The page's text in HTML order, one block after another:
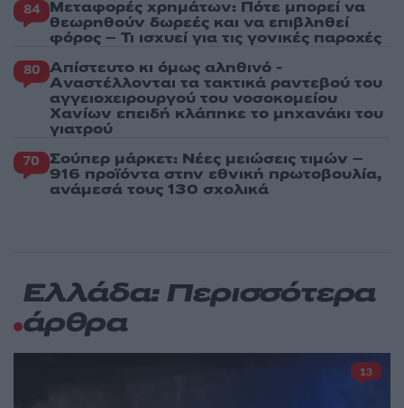
84 Μεταφορές χρημάτων: Πότε μπορεί να
θεωρηθούν δωρεές και να επιβληθεί
φόρος – Τι ισχυεί για τις γονικές παροχές
80 Απίστευτο κι όμως αληθινό -
Aναστέλλονται τα τακτικά ραντεβού του
αγγειοχειρουργού του νοσοκομείου
Χανίων επειδή κλάπηκε το μηχανάκι του
γιατρού
70 Σούπερ μάρκετ: Νέες μειώσεις τιμών –
916 προϊόντα στην εθνική πρωτοβουλία,
ανάμεσά τους 130 σχολικά
Ελλάδα: Περισσότερα
άρθρα
13